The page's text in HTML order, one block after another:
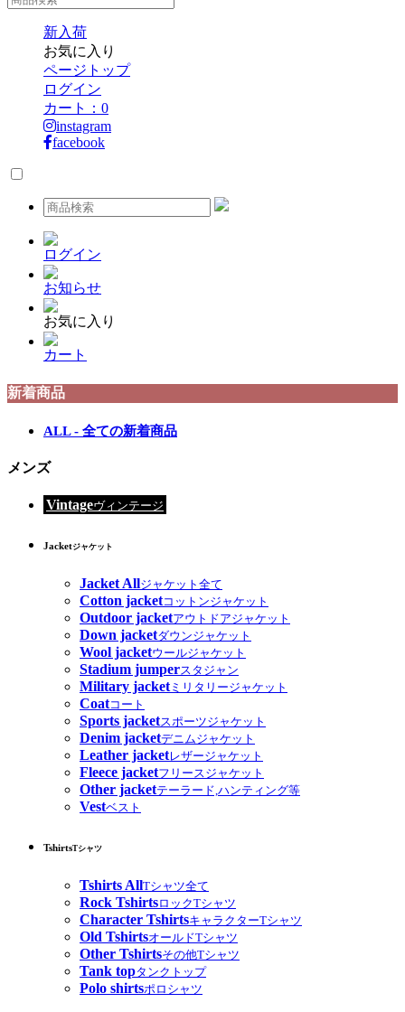
新入荷
お気に入り
ページトップ
ログイン
カート： 0
instagram
facebook
ログイン
お知らせ
お気に入り
カート
新着商品
ALL - 全ての新着商品
メンズ
Vintageヴィンテージ
Jacketジャケット
Jacket Allジャケット全て
Cotton jacketコットンジャケット
Outdoor jacketアウトドアジャケット
Down jacketダウンジャケット
Wool jacketウールジャケット
Stadium jumperスタジャン
Military jacketミリタリージャケット
Coatコート
Sports jacketスポーツジャケット
Denim jacketデニムジャケット
Leather jacketレザージャケット
Fleece jacketフリースジャケット
Other jacketテーラード,ハンティング等
Vestベスト
TshirtsTシャツ
Tshirts AllTシャツ全て
Rock TshirtsロックTシャツ
Character TshirtsキャラクターTシャツ
Old TshirtsオールドTシャツ
Other Tshirtsその他Tシャツ
Tank topタンクトップ
Polo shirtsポロシャツ